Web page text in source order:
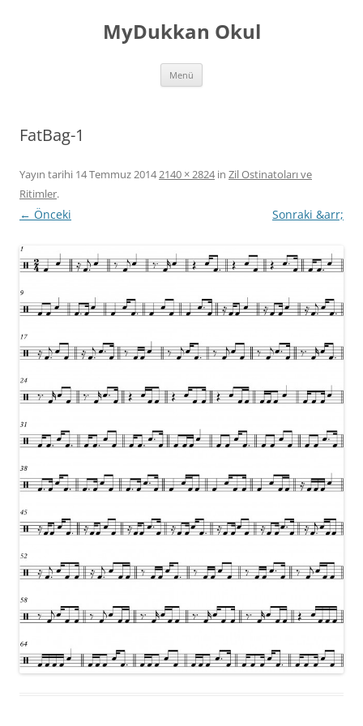
MyDukkan Okul
Menü
FatBag-1
Yayın tarihi 14 Temmuz 20142140 × 2824in Zil Ostinatoları ve
Ritimler.
← Önceki Sonraki &arr;